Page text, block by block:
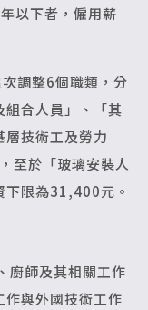
以下者，僱用薪
調整6個職類，分
組合人員」、「其
技術工及勞力
至於「玻璃安裝人
下限為31,400元。
廚師及其相關工作
與外國技術工作